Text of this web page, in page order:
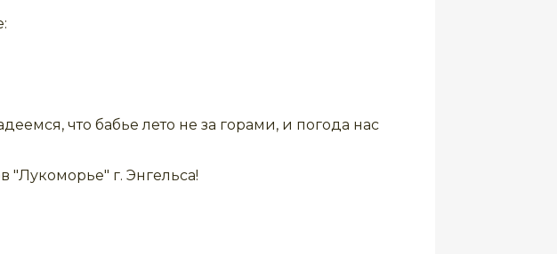
что бабье лето не за горами, и погода нас
"Лукоморье" г. Энгельса!